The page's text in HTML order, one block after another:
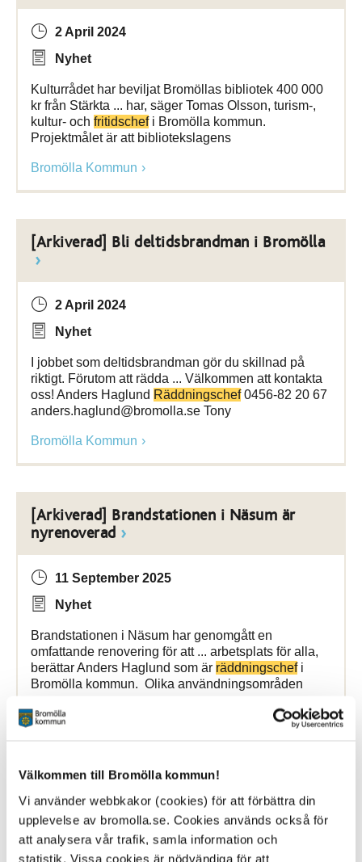
Välkommen till Bromölla kommun!
Vi använder webbkakor (cookies) för att förbättra din
upplevelse av bromolla.se. Cookies används också för
att analysera vår trafik, samla information och
statistik. Vissa cookies är nödvändiga för att
2 April 2024
Nyhet
Kulturrådet har beviljat Bromöllas bibliotek 400 000
kr från Stärkta ... har, säger Tomas Olsson, turism-,
kultur- och fritidschefi Bromölla kommun.
Projektmålet är att bibliotekslagens
Bromölla Kommun
[Arkiverad] Bli deltidsbrandman i Bromölla
2 April 2024
Nyhet
I jobbet som deltidsbrandman gör du skillnad på
riktigt. Förutom att rädda ... Välkommen att kontakta
oss! Anders Haglund Räddningschef0456-82 20 67
anders.haglund@bromolla.se Tony
Bromölla Kommun
[Arkiverad] Brandstationen i Näsum är
nyrenoverad
11 September 2025
Nyhet
Brandstationen i Näsum har genomgått en
omfattande renovering för att ... arbetsplats för alla,
berättar Anders Haglund som är räddningschefi
Bromölla kommun. Olika användningsområden
Bromölla Kommun
trygghetsundersökningen
11 September 2025